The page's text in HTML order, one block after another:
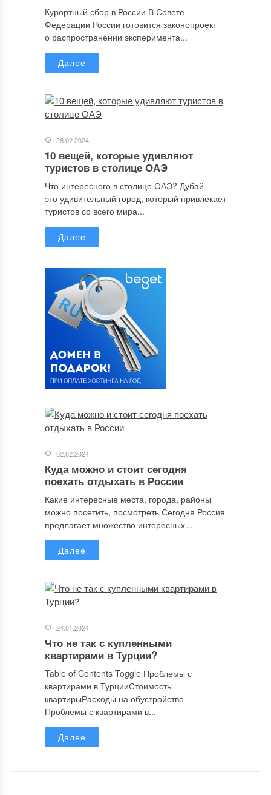
Курортный сбор в России В Совете
Федерации России готовится законопроект
о распространении эксперимента...
Далее
28.02.2024
10 вещей, которые удивляют
туристов в столице ОАЭ
Что интересного в столице ОАЭ? Дубай —
это удивительный город, который привлекает
туристов со всего мира...
Далее
02.02.2024
Куда можно и стоит сегодня
поехать отдыхать в России
Какие интересные места, города, районы
можно посетить, посмотреть Сегодня Россия
предлагает множество интересных...
Далее
24.01.2024
Что не так с купленными
квартирами в Турции?
Table of Contents Toggle Проблемы с
квартирами в ТурцииСтоимость
квартирыРасходы на обустройство
Проблемы с квартирами в...
Далее